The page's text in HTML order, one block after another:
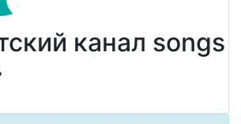
канал songs